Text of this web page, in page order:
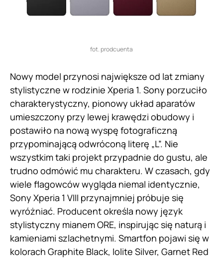
fot. prodcuenta
Nowy model przynosi największe od lat zmiany
stylistyczne w rodzinie Xperia 1. Sony porzuciło
charakterystyczny, pionowy układ aparatów
umieszczony przy lewej krawędzi obudowy i
postawiło na nową wyspę fotograficzną
przypominającą odwróconą literę „L”. Nie
wszystkim taki projekt przypadnie do gustu, ale
trudno odmówić mu charakteru. W czasach, gdy
wiele flagowców wygląda niemal identycznie,
Sony Xperia 1 VIII przynajmniej próbuje się
wyróżniać. Producent określa nowy język
stylistyczny mianem ORE, inspirując się naturą i
kamieniami szlachetnymi. Smartfon pojawi się w
kolorach Graphite Black, Iolite Silver, Garnet Red